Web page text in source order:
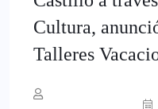
Cultura,
Talleres